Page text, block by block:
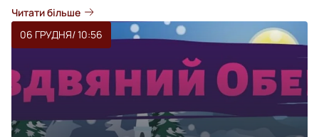
Читати більше
06 ГРУДНЯ/ 10:56